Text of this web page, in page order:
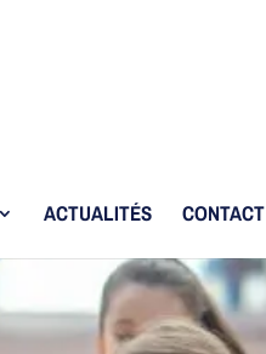
ACTUALITÉS CONTACT